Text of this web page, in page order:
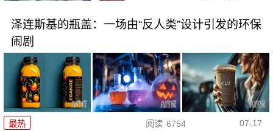
泽连斯基的瓶盖：一场由“反人类”设计引发的环保
闹剧
最热 阅读 6754 07-17